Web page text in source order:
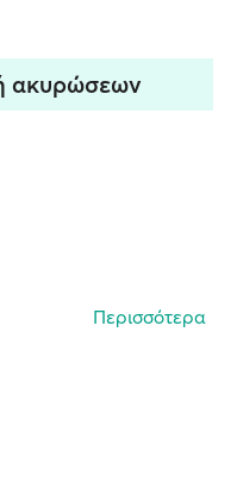
ακυρώσεων
Περισσότερα